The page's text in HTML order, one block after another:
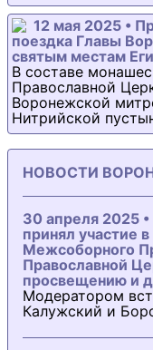
12 мая 2025 •
поездка Главы
святым местам
В составе
Православной
Воронежской
Нитрийской
НОВОСТИ
30 апреля 2025
принял участие
Межсоборного
Православной
просвещению и
Модератором
Калужский и